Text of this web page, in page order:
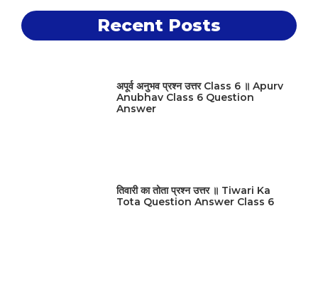
Recent Posts
अपूर्व अनुभव प्रश्न उत्तर Class 6 ॥ Apurv
Anubhav Class 6 Question
Answer
तिवारी का तोता प्रश्न उत्तर ॥ Tiwari Ka
Tota Question Answer Class 6